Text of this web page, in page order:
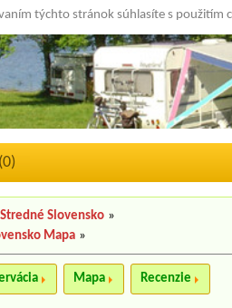
týchto stránok súhlasíte s použitím
0)
Slovensko »
Mapa »
Mapa Recenzie